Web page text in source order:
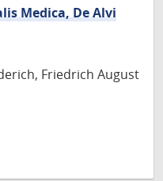
Medica, De Alvi
Friedrich August